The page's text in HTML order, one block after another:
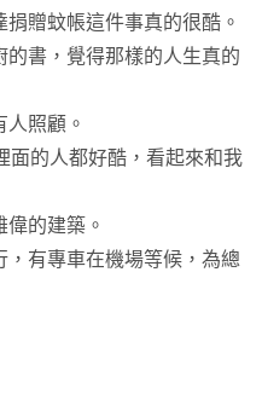
贈蚊帳這件事真的很酷。
書，覺得那樣的人生真的
照顧。
面的人都好酷，看起來和我
的建築。
有專車在機場等候，為總